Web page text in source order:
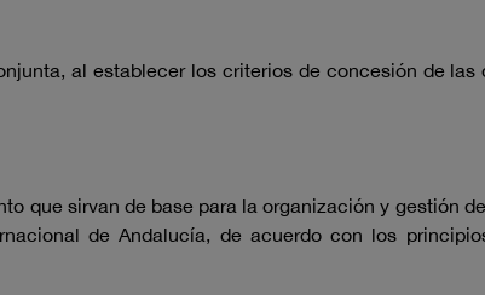
al establecer los criterios de concesión de las
que sirvan de base para la organización y gestión
de Andalucía, de acuerdo con los